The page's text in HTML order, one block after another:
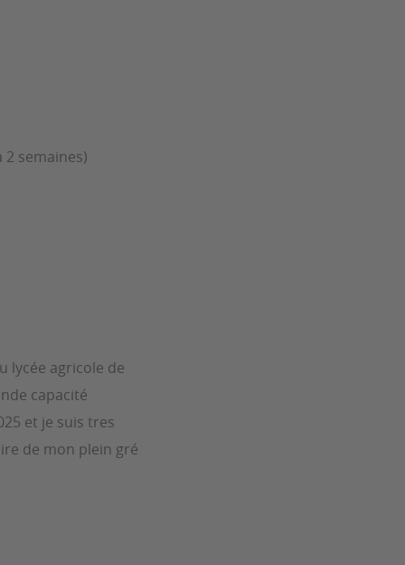
2 semaines)
lycée agricole de
capacité
et je suis tres
de mon plein gré